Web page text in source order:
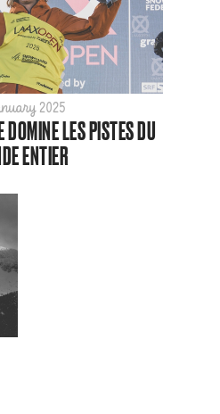
2025
DOMINE LES PISTES DU
ENTIER